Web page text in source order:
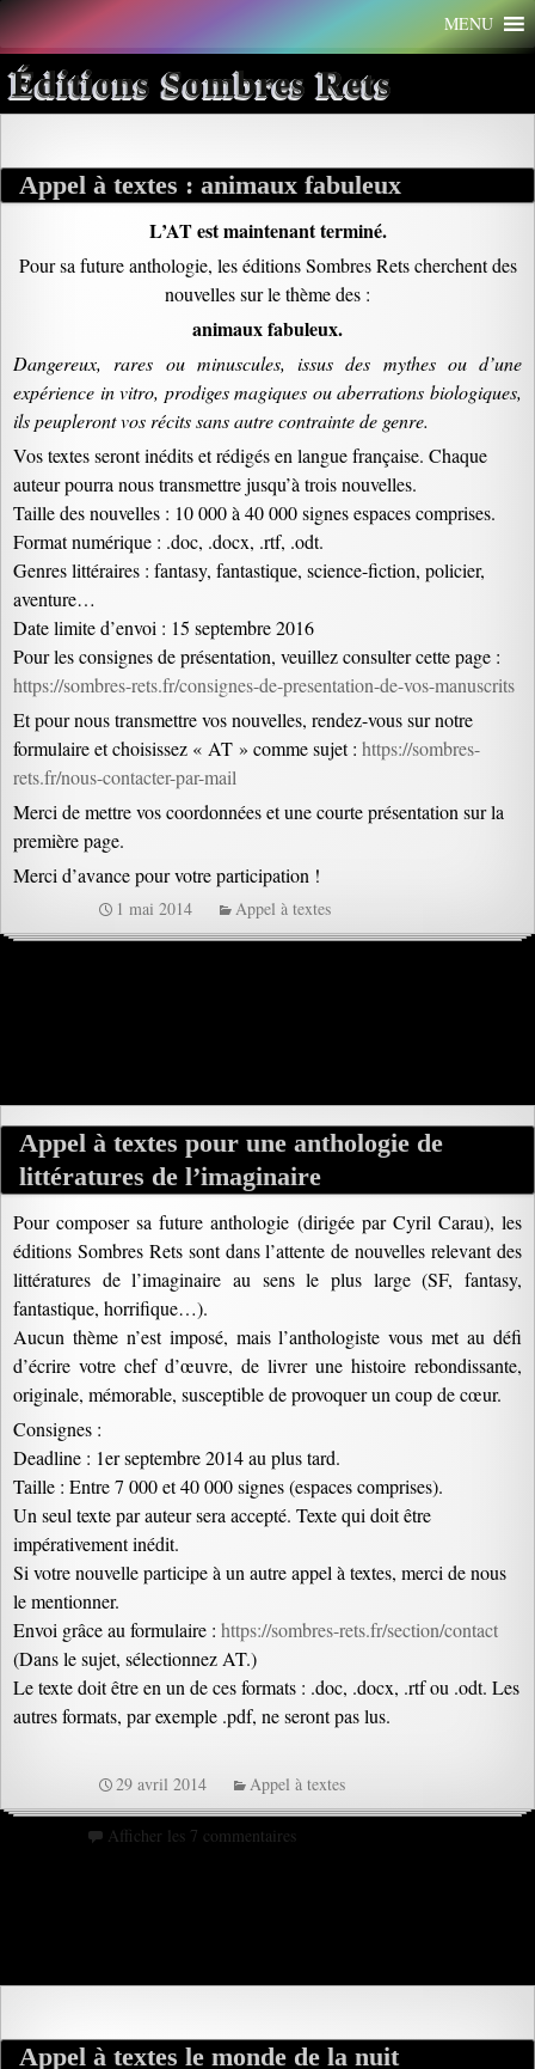
Aller
au
contenu
MENU
Éditions Sombres Rets
Appel à textes : animaux fabuleux
L’AT est maintenant terminé.
Pour sa future anthologie, les éditions Sombres Rets cherchent des
nouvelles sur le thème des :
animaux fabuleux.
Dangereux, rares ou minuscules, issus des mythes ou d’une
expérience in vitro, prodiges magiques ou aberrations biologiques,
ils peupleront vos récits sans autre contrainte de genre.
Vos textes seront inédits et rédigés en langue française. Chaque
auteur pourra nous transmettre jusqu’à trois nouvelles.
Taille des nouvelles : 10 000 à 40 000 signes espaces comprises.
Format numérique : .doc, .docx, .rtf, .odt.
Genres littéraires : fantasy, fantastique, science-fiction, policier,
aventure…
Date limite d’envoi : 15 septembre 2016
Pour les consignes de présentation, veuillez consulter cette page :
https://sombres-rets.fr/consignes-de-presentation-de-vos-manuscrits
Et pour nous transmettre vos nouvelles, rendez-vous sur notre
formulaire et choisissez « AT » comme sujet : https://sombres-
rets.fr/nous-contacter-par-mail
Merci de mettre vos coordonnées et une courte présentation sur la
première page.
Merci d’avance pour votre participation !
1 mai 2014 Appel à textes
Appel à textes pour une anthologie de
littératures de l’imaginaire
Pour composer sa future anthologie (dirigée par Cyril Carau), les
éditions Sombres Rets sont dans l’attente de nouvelles relevant des
littératures de l’imaginaire au sens le plus large (SF, fantasy,
fantastique, horrifique…).
Aucun thème n’est imposé, mais l’anthologiste vous met au défi
d’écrire votre chef d’œuvre, de livrer une histoire rebondissante,
originale, mémorable, susceptible de provoquer un coup de cœur.
Consignes :
Deadline : 1er septembre 2014 au plus tard.
Taille : Entre 7 000 et 40 000 signes (espaces comprises).
Un seul texte par auteur sera accepté. Texte qui doit être
impérativement inédit.
Si votre nouvelle participe à un autre appel à textes, merci de nous
le mentionner.
Envoi grâce au formulaire : https://sombres-rets.fr/section/contact
(Dans le sujet, sélectionnez AT.)
Le texte doit être en un de ces formats : .doc, .docx, .rtf ou .odt. Les
autres formats, par exemple .pdf, ne seront pas lus.
29 avril 2014 Appel à textes
Afficher les 7 commentaires
Appel à textes le monde de la nuit